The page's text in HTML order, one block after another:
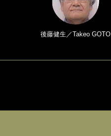
後藤健生／Takeo GOTO